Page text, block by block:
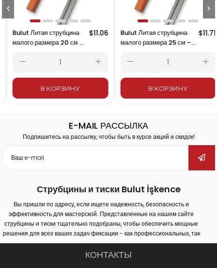
Bulut Литая струбцина
малого размера 20 см –
$11.06
В КОРЗИНУ
Bulut Литая струбцина
малого размера 25 см –
$11.71
В КОРЗИНУ
E-MAIL РАССЫЛКА
Подпишитесь на рассылку, чтобы быть в курсе акций и скидок!
Струбцины и тиски Bulut İşkence
Вы пришли по адресу, если ищете надежность, безопасность и
эффективность для мастерской. Представленные на нашем сайте
струбцины и тиски тщательно подобраны, чтобы обеспечить мощные
решения для всех ваших задач фиксации - как профессиональных, так
и любительских. Наша продукция обеспечивает надежное крепление
на различных поверхностях (дерево, металл, пластик) и гарантирует
КОНТАКТЫ